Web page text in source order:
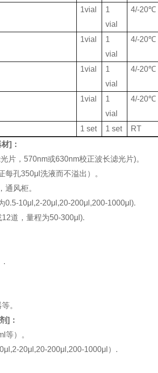
1vial
1
vial
4/-20℃
1vial
1
vial
4/-20℃
1vial
1
vial
4/-20℃
1vial
1
vial
4/-20℃
1 set 1 set
RT
材]：
片，570nm或630nm校正波长滤光片)。
每孔350μl洗液而不溢出）。
通风柜。
0.5-10μl,2-20μl,20-200μl,200-1000μl).
道，量程为50-300μl).
.
。
]：
等）。
20μl,20-200μl,200-1000μl）.